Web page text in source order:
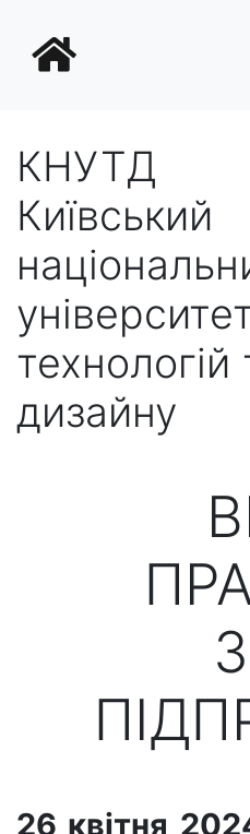
КНУТД
Київський
технологій
дизайну
26 квітня